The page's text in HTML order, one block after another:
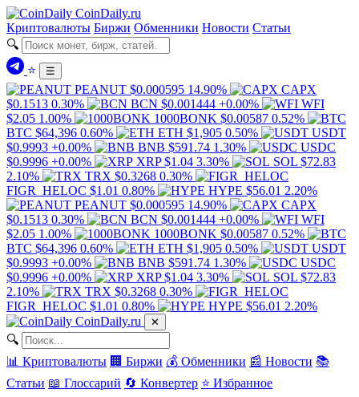
CoinDaily.ru
Криптовалюты Биржи Обменники Новости Статьи
🔍
⭐
☰
PEANUT $0.000595 14.90%
CAPX
$0.1513 0.30% BCN $0.001444 +0.00%
WFI
$2.05 1.00% 1000BONK $0.00587 0.52%
BTC $64,396 0.60% ETH $1,905 0.50%
USDT
$0.9993 +0.00% BNB $591.74 1.30%
USDC
$0.9996 +0.00% XRP $1.04 3.30% SOL $72.83
2.10%
TRX $0.3268 0.30%
FIGR_HELOC $1.01 0.80% HYPE $56.01 2.20%
PEANUT $0.000595 14.90%
CAPX
$0.1513 0.30% BCN $0.001444 +0.00%
WFI
$2.05 1.00% 1000BONK $0.00587 0.52%
BTC $64,396 0.60% ETH $1,905 0.50%
USDT
$0.9993 +0.00% BNB $591.74 1.30%
USDC
$0.9996 +0.00% XRP $1.04 3.30% SOL $72.83
2.10%
TRX $0.3268 0.30%
FIGR_HELOC $1.01 0.80% HYPE $56.01 2.20%
CoinDaily.ru ✕
🔍
📊 Криптовалюты 🏢 Биржи 💰 Обменники 📰 Новости 📚
Статьи 📖 Глоссарий 🔄 Конвертер ⭐ Избранное